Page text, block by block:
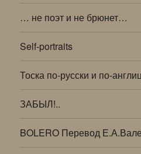
… не поэт и не брюнет…
Self-portraits
Тоска по-русски и по-
ЗАБЫЛ!..
BOLERO Перевод